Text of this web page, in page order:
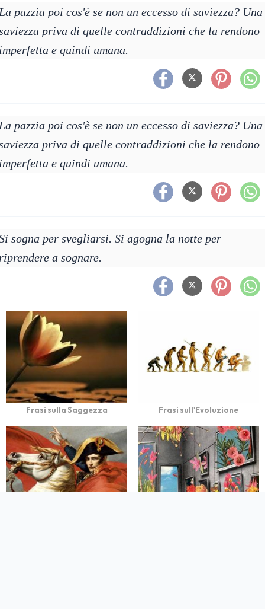
pazzia poi cos'è se non un eccesso di saviezza? Una
priva di quelle contraddizioni che la rendono
e quindi umana.
pazzia poi cos'è se non un eccesso di saviezza? Una
priva di quelle contraddizioni che la rendono
e quindi umana.
sogna per svegliarsi. Si agogna la notte per
a sognare.
Frasi sulla Saggezza Frasi sull'Evoluzione